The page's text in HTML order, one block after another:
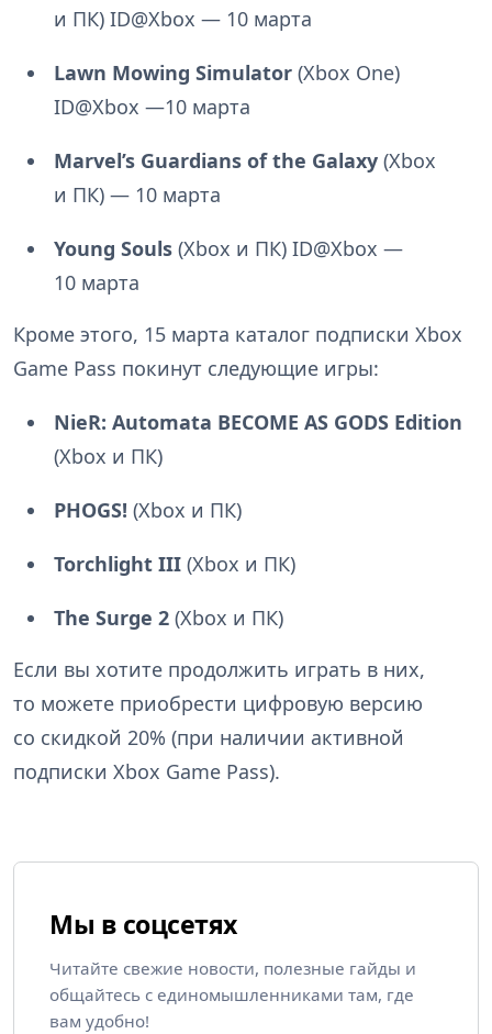
и ПК) ID@Xbox — 10 марта
Lawn Mowing Simulator(Xbox One)
ID@Xbox —10 марта
Marvel’s Guardians of the Galaxy(Xbox
и ПК) — 10 марта
Young Souls(Xbox и ПК) ID@Xbox —
10 марта
Кроме этого, 15 марта каталог подписки Xbox
Game Pass покинут следующие игры:
NieR: Automata BECOME AS GODS Edition
(Xbox и ПК)
PHOGS! (Xbox и ПК)
Torchlight III(Xbox и ПК)
The Surge 2(Xbox и ПК)
Если вы хотите продолжить играть в них,
то можете приобрести цифровую версию
со скидкой 20% (при наличии активной
подписки Xbox Game Pass).
Мы в соцсетях
Читайте свежие новости, полезные гайды и
общайтесь с единомышленниками там, где
вам удобно!